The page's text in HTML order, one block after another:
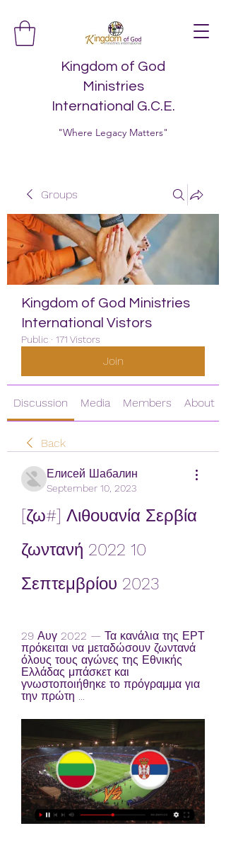
Kingdom of God
Ministries
International G.C.E.
"Where Legacy Matters"
Groups
Kingdom of God Ministries
International Vistors
Public · 171 Vistors
Join
Discussion Media Members About
Back
Елисей Шабалин
September 10, 2023
[ζω#] Λιθουανία Σερβία
ζωντανή 2022 10
Σεπτεμβρίου 2023
29 Αυγ 2022 — Τα κανάλια της ΕΡΤ
πρόκειται να μεταδώσουν ζωντανά
όλους τους αγώνες της Εθνικής
Ελλάδας μπάσκετ και
γνωστοποιήθηκε το πρόγραμμα για
την πρώτη ...